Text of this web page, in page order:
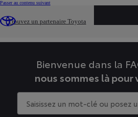
Passer au contenu suivant(Press
Trouvez un partenaire Toyota
avez
sélectionnées
ont
Bienvenue dans la
nous sommes là pour